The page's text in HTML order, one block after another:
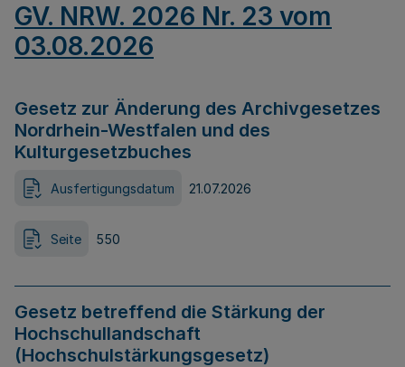
GV. NRW. 2026 Nr. 23 vom
03.08.2026
Gesetz zur Änderung des Archivgesetzes
Nordrhein-Westfalen und des
Kulturgesetzbuches
Ausfertigungsdatum 21.07.2026
Seite 550
Gesetz betreffend die Stärkung der
Hochschullandschaft
(Hochschulstärkungsgesetz)